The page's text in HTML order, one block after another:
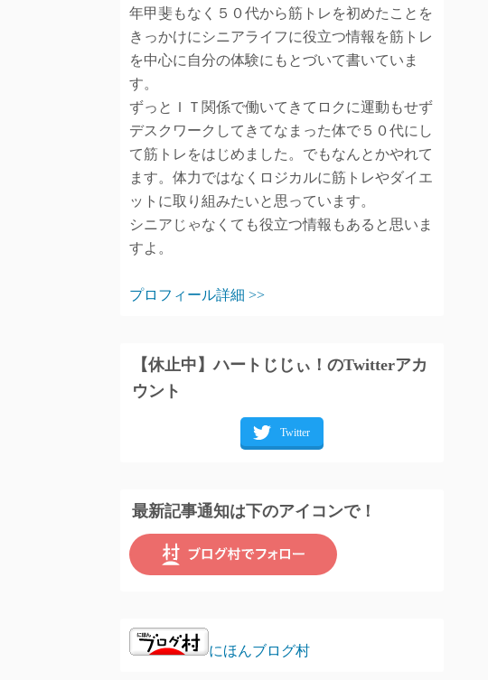
年甲斐もなく５０代から筋トレを初めたことを
きっかけにシニアライフに役立つ情報を筋トレ
を中心に自分の体験にもとづいて書いていま
す。
ずっとＩＴ関係で働いてきてロクに運動もせず
デスクワークしてきてなまった体で５０代にし
て筋トレをはじめました。でもなんとかやれて
ます。体力ではなくロジカルに筋トレやダイエ
ットに取り組みたいと思っています。
シニアじゃなくても役立つ情報もあると思いま
すよ。
プロフィール詳細 >>
【休止中】ハートじじぃ！のTwitterアカ
ウント
最新記事通知は下のアイコンで！
にほんブログ村